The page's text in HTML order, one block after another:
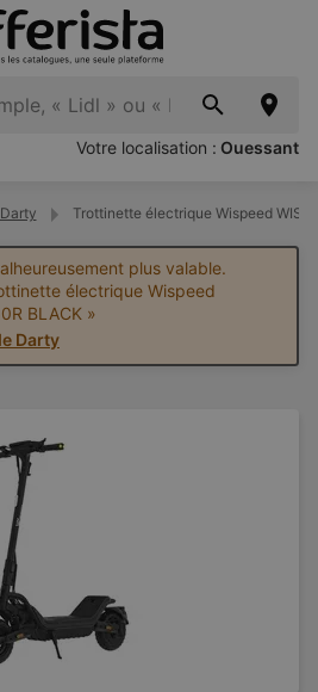
Votre localisation : Ouessant
Trottinette électrique Wispeed
plus valable.
électrique Wispeed
BLACK »
Darty